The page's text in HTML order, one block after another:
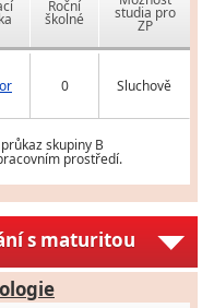
Roční
školné studia pro
ZP
0 Sluchově
skupiny B
prostředí.
s maturitou